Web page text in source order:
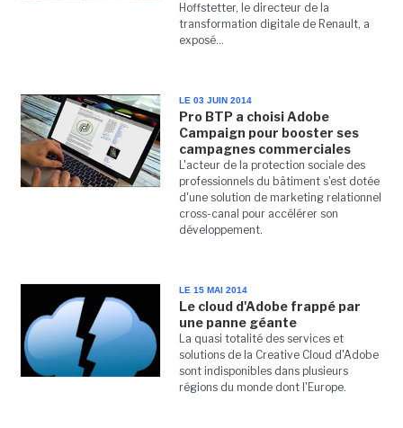
Hoffstetter, le directeur de la
transformation digitale de Renault, a
exposé...
LE 03 JUIN 2014
Pro BTP a choisi Adobe
Campaign pour booster ses
campagnes commerciales
L'acteur de la protection sociale des
professionnels du bâtiment s'est dotée
d'une solution de marketing relationnel
cross-canal pour accélérer son
développement.
LE 15 MAI 2014
Le cloud d'Adobe frappé par
une panne géante
La quasi totalité des services et
solutions de la Creative Cloud d'Adobe
sont indisponibles dans plusieurs
régions du monde dont l'Europe.